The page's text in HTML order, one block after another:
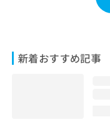
新着おすすめ記事